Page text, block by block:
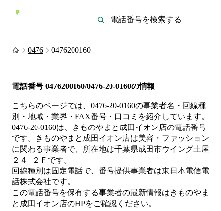
0476 0476200160
電話番号 0476200160/0476-20-0160の情報
こちらのページでは、 0476-20-0160の事業者名・回線種
別・地域・業界・FAX番号・口コミを紹介しています。
0476-20-0160は、 きものやまと成田イオン店の電話番号
です。
きものやまと成田イオン店は美容・ファッション
に関わる事業者で、所在地は千葉県成田市ウイング土屋
２４−２Ｆ です。
回線種別は固定電話で、番号提供事業者は東日本電信電
話株式会社です。
この電話番号を保有する事業者の最新情報はきものやま
と成田イオン店のHPをご確認ください。